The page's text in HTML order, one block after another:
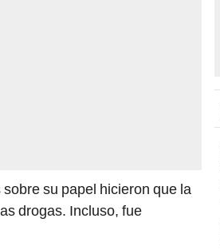
su papel hicieron que la
drogas. Incluso, fue